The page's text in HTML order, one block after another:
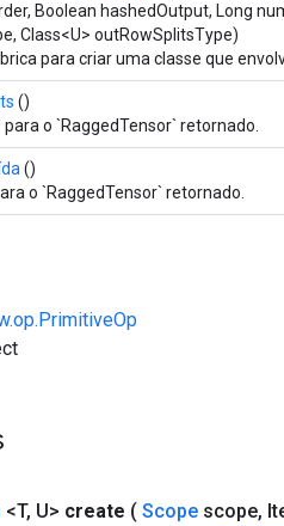
Boolean hashedOutput, Long
Class<U> outRowSplitsType)
para criar uma classe que
()
o `RaggedTensor` retornado.
()
o `RaggedTensor` retornado.
<T, U> create ( Scope scope,